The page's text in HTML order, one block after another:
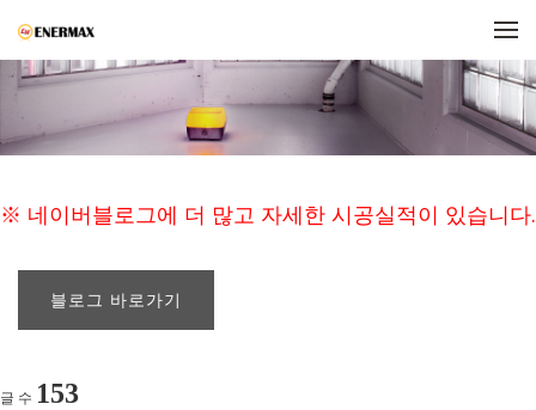
※ 네이버블로그에 더 많고 자세한 시공실적이 있습니다.
블로그 바로가기
글 수 153